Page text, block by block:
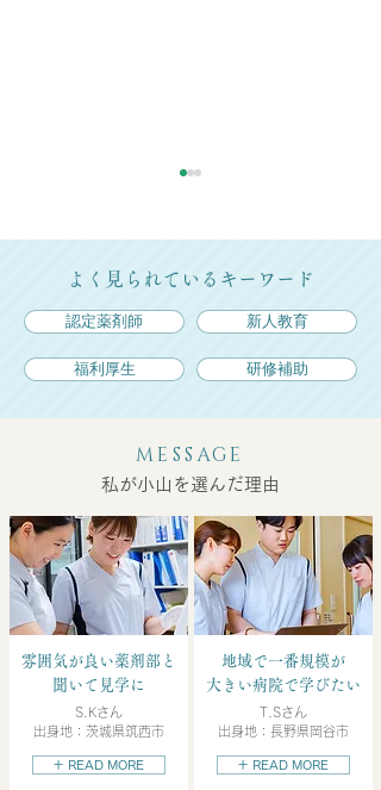
日本潰瘍学会で準学術奨
励賞を受賞しました。
よく見られているキーワード
認定薬剤師 新人教育
福利厚生 研修補助
MESSAGE
私が小山を選んだ理由
雰囲気が良い薬剤部と
聞いて見学に
S.Kさん
出身地：茨城県筑西市
＋ READ MORE
地域で一番規模が
大きい病院で学びたい
T.Sさん
出身地：長野県岡谷市
＋ READ MORE